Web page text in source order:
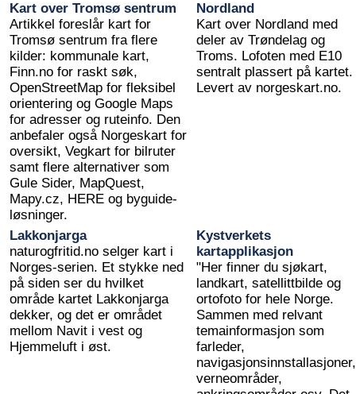
Kart over Tromsø sentrum
Artikkel foreslår kart for
Tromsø sentrum fra flere
kilder: kommunale kart,
Finn.no for raskt søk,
OpenStreetMap for fleksibel
orientering og Google Maps
for adresser og ruteinfo. Den
anbefaler også Norgeskart for
oversikt, Vegkart for bilruter
samt flere alternativer som
Gule Sider, MapQuest,
Mapy.cz, HERE og byguide-
løsninger.
Nordland
Kart over Nordland med
deler av Trøndelag og
Troms. Lofoten med E10
sentralt plassert på kartet.
Levert av norgeskart.no.
Lakkonjarga
naturogfritid.no selger kart i
Norges-serien. Et stykke ned
på siden ser du hvilket
område kartet Lakkonjarga
dekker, og det er området
mellom Navit i vest og
Hjemmeluft i øst.
Kystverkets
kartapplikasjon
"Her finner du sjøkart,
landkart, satellittbilde og
ortofoto for hele Norge.
Sammen med relvant
temainformasjon som
farleder,
navigasjonsinnstallasjoner,
verneområder,